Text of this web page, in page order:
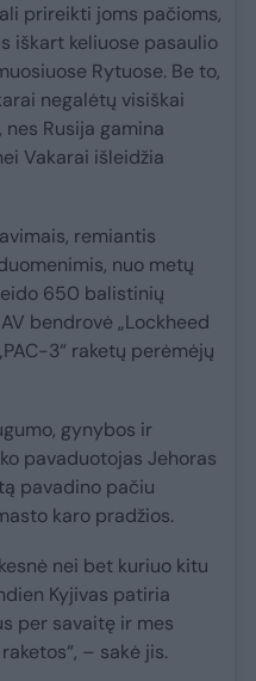
prireikti joms pačioms,
iškart keliuose pasaulio
Rytuose. Be to,
negalėtų visiškai
Rusija gamina
Vakarai išleidžia
remiantis
nuo metų
650 balistinių
bendrovė „Lockheed
3“ raketų perėmėjų
gynybos ir
pavaduotojas Jehoras
pavadino pačiu
karo pradžios.
nei bet kuriuo kitu
Kyjivas patiria
per savaitę ir mes
– sakė jis.